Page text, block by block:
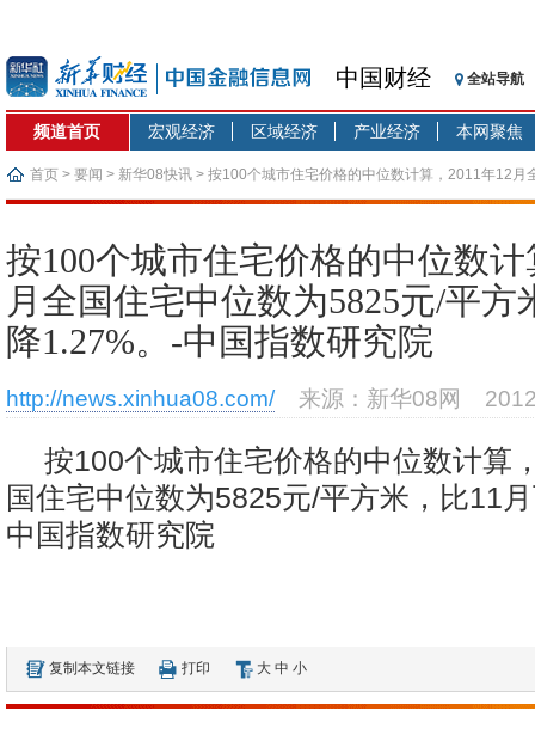
中国财经 全站导航
频道首页 宏观经济 区域经济 产业经济 本网聚焦
首页 > 要闻 > 新华08快讯 > 按100个城市住宅价格的中位数计算，2011年12月
按100个城市住宅价格的中位数计
月全国住宅中位数为5825元/平方
降1.27%。-中国指数研究院
http://news.xinhua08.com/ 来源：新华08网
按100个城市住宅价格的中位数计算
国住宅中位数为5825元/平方米，比11
中国指数研究院
复制本文链接 打印 大 中 小